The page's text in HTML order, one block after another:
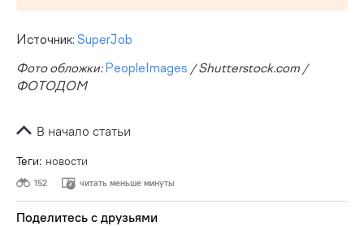
Источник: SuperJob
Фото обложки: PeopleImages / Shutterstock.com /
ФОТОДОМ
Теги: новости
В начало статьи
152 читать меньше минуты
Поделитесь с друзьями